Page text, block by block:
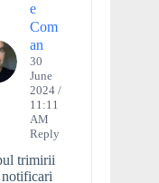
e
Com
an
30
June
2024 /
11:11
AM
Reply
trimirii